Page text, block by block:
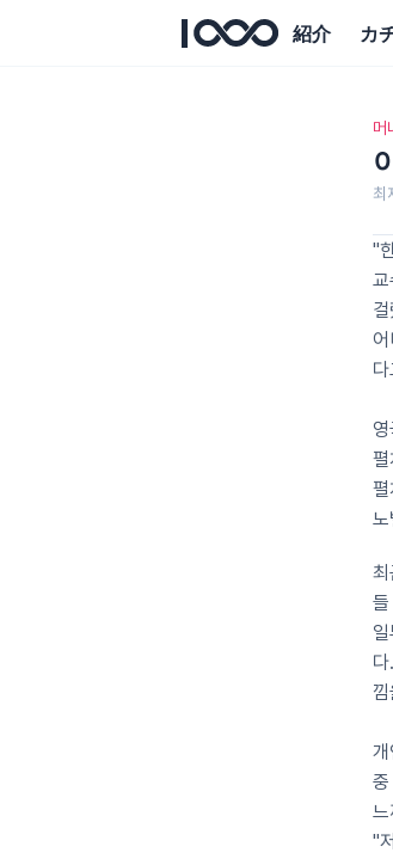
머
최
"
"
紹介 カ